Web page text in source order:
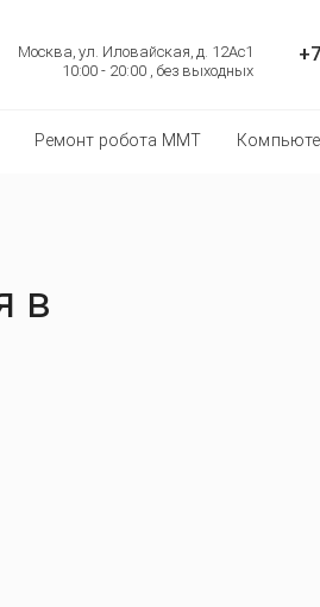
Москва, ул. Иловайская, д. 12Ас1
10:00 - 20:00 , без выходных
Ремонт робота MMT
в